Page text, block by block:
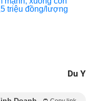
Du Y